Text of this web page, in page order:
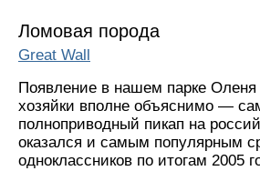
Ломовая порода
Great Wall
Появление в нашем парке Оленя
хозяйки вполне объяснимо —
полноприводный пикап на
оказался и самым популярным
одноклассников по итогам 2005